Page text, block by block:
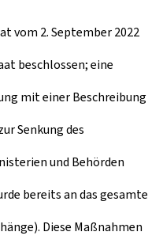
vom 2. September 2022
beschlossen; eine
mit einer Beschreibung
Senkung des
und Behörden
bereits an das gesamte
Diese Maßnahmen